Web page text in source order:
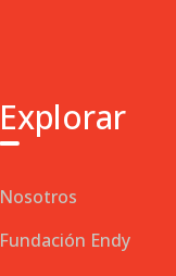
Explorar
Nosotros
Fundación Endy